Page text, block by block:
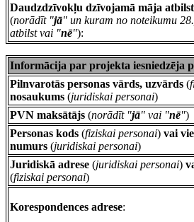
Daudzdzīvokļu dzīvojamā māja
(norādīt "jā" un kuram no noteikumu
atbilst vai "nē"):
Informācija par projekta iesniedzēja
Pilnvarotās personas vārds, uzvārds (
nosaukums (juridiskai personai)
PVN maksātājs (norādīt "jā" vai "nē")
Personas kods (fiziskai personai) vai
numurs (juridiskai personai)
Juridiskā adrese (juridiskai personai)
(fiziskai personai)
Korespondences adrese: